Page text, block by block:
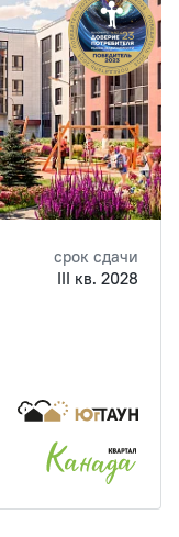
срок сдачи
III кв. 2028